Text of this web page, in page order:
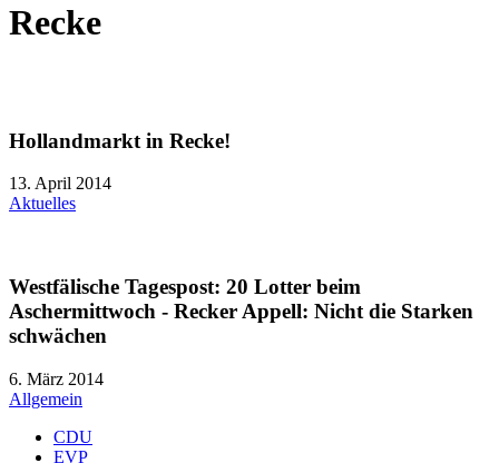
Recke
Hollandmarkt in Recke!
13. April 2014
Aktuelles
Westfälische Tagespost: 20 Lotter beim
Aschermittwoch - Recker Appell: Nicht die Starken
schwächen
6. März 2014
Allgemein
CDU
EVP